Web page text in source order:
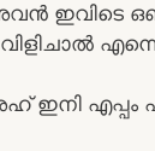
ഇവിടെ
ഇനി എപ്പം